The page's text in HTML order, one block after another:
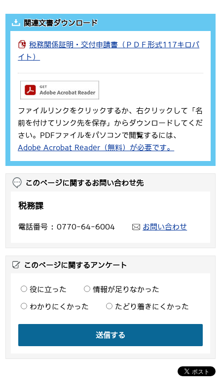
関連文書ダウンロード
税務関係証明・交付申請書（ＰＤＦ形式117キロバ
イト）
ファイルリンクをクリックするか、右クリックして「名
前を付けてリンク先を保存」からダウンロードしてくだ
さい。PDFファイルをパソコンで閲覧するには、
Adobe Acrobat Reader（無料）が必要です。
このページに関するお問い合わせ先
税務課
電話番号 0770-64-6004 お問い合わせ
このページに関するアンケート
役に立った 情報が足りなかった
わかりにくかった たどり着きにくかった
送信する